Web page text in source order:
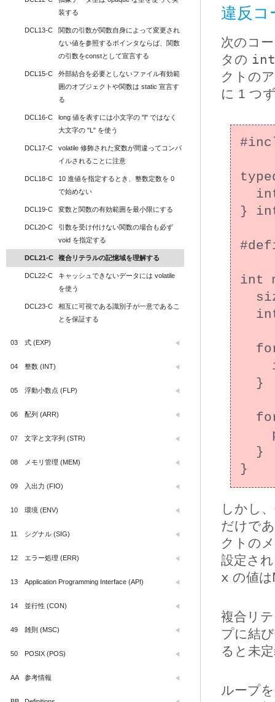
違反コ
次のコ
タの
クトの
に 1 つ
}
int
しかし
だけで
クトの
設定さ
x の値は
複合リ
プに結
ると未
ループ
装する
DCL13-C
関数の引数が関数自身によって変更され
ない値を参照するポインタならば、関数
の引数をconstとして宣言する
DCL15-C
外部結合を必要としないファイル有効範
囲のオブジェクトや関数は static 宣言す
る
DCL16-C
long 値を表すには小文字の "l" ではなく
大文字の "L" を使う
DCL17-C
volatile 修飾された変数が間違ってコンパ
イルされることに注意
DCL18-C
10 進値を指定するとき、整数定数を 0
で始めない
DCL19-C 変数と関数の有効範囲を最小限にする
DCL20-C
引数を受け付けない関数の場合も必ず
void を指定する
DCL21-C 複合リテラルの記憶域を理解する
DCL22-C
キャッシュできないデータには volatile
を使う
DCL23-C
相互に可視である識別子が一意であるこ
とを保証する
03 式 (EXP)
04 整数 (INT)
05 浮動小数点 (FLP)
06 配列 (ARR)
07 文字と文字列 (STR)
08 メモリ管理 (MEM)
09 入出力 (FIO)
10 環境 (ENV)
11 シグナル (SIG)
12 エラー処理 (ERR)
13 Application Programming Interface (API)
14 並行性 (CON)
49 雑則 (MSC)
50 POSIX (POS)
AA 参考情報